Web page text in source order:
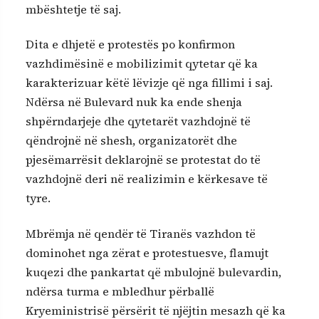
mbështetje të saj.
Dita e dhjetë e protestës po konfirmon
vazhdimësinë e mobilizimit qytetar që ka
karakterizuar këtë lëvizje që nga fillimi i saj.
Ndërsa në Bulevard nuk ka ende shenja
shpërndarjeje dhe qytetarët vazhdojnë të
qëndrojnë në shesh, organizatorët dhe
pjesëmarrësit deklarojnë se protestat do të
vazhdojnë deri në realizimin e kërkesave të
tyre.
Mbrëmja në qendër të Tiranës vazhdon të
dominohet nga zërat e protestuesve, flamujt
kuqezi dhe pankartat që mbulojnë bulevardin,
ndërsa turma e mbledhur përballë
Kryeministrisë përsërit të njëjtin mesazh që ka